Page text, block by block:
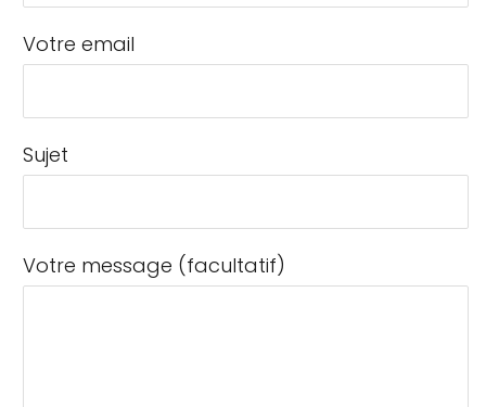
Votre email
Sujet
Votre message (facultatif)